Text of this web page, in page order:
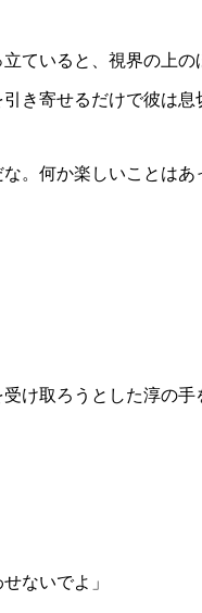
ていると、視界の上の
き寄せるだけで彼は息
。何か楽しいことはあ
け取ろうとした淳の
ないでよ」